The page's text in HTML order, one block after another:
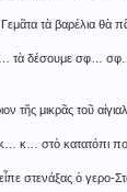
τὰ βαρέλια θὰ
δέσουμε σφ… σφ…
τῆς μικρᾶς τοῦ
κ… στὸ κατατόπι
στενάξας ὁ γερο-